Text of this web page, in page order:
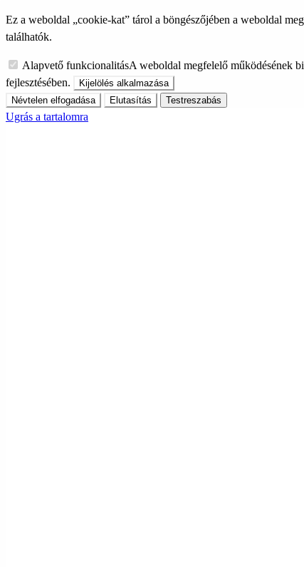
Ez a weboldal „cookie-kat” tárol a böngészőjében a weboldal
találhatók.
Alapvető funkcionalitásA weboldal megfelelő működésének
fejlesztésében.
Kijelölés alkalmazása
Névtelen elfogadása
Elutasítás Testreszabás
Ugrás a tartalomra